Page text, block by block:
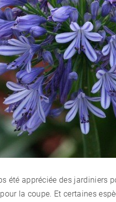
été appréciée des jardiniers
la coupe. Et certaines